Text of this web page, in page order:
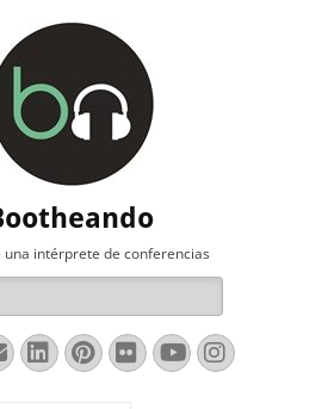
una intérprete de conferencias
LinkedIn
Pinterest
FlickrYouTube